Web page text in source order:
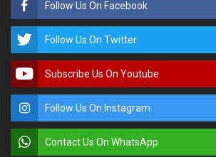
कांग्रेस का आंदोलनकारियों
सड़कों पर उतरने का ऐलान
देहरादून, उत्तराखंड कांग्रेस के अध्यक्ष प्रीतम सिंह ने राज्य
सेवाएं निरस्त होने पर राज्य की भाजपा सरकार की अपराध पूर्ण
इजहार करते हुए कहा है कि कांग्रेस इस मुद्दे पर खामोश नहीं
आंदोलनकारियों के मान और सम्मान की रक्षा के लिए हर संभव
राज्य कांग्रेस के उपाध्यक्ष धीरेंद्र प्रताप ने यह जानकारी